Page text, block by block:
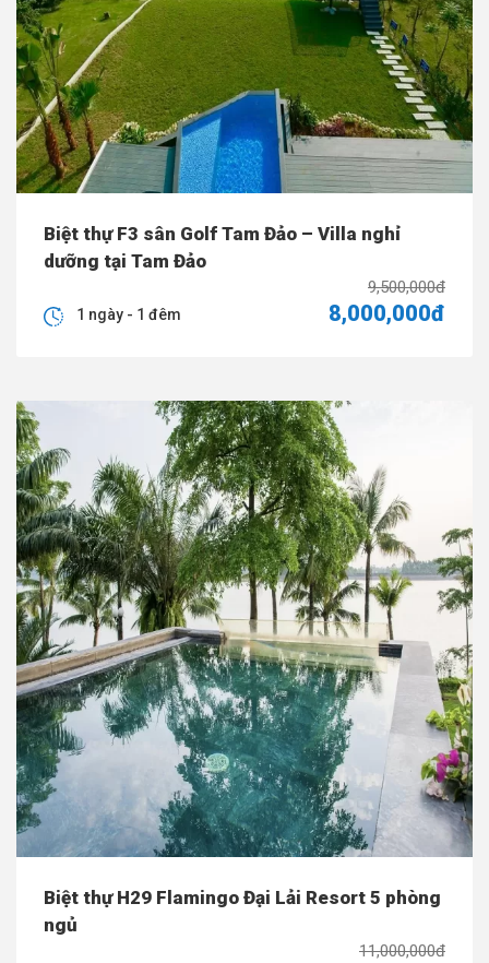
Biệt thự F3 sân Golf Tam Đảo – Villa nghỉ
dưỡng tại Tam Đảo
9,500,000đ
8,000,000đ
1 ngày - 1 đêm
Biệt thự H29 Flamingo Đại Lải Resort 5 phòng
ngủ
11,000,000đ